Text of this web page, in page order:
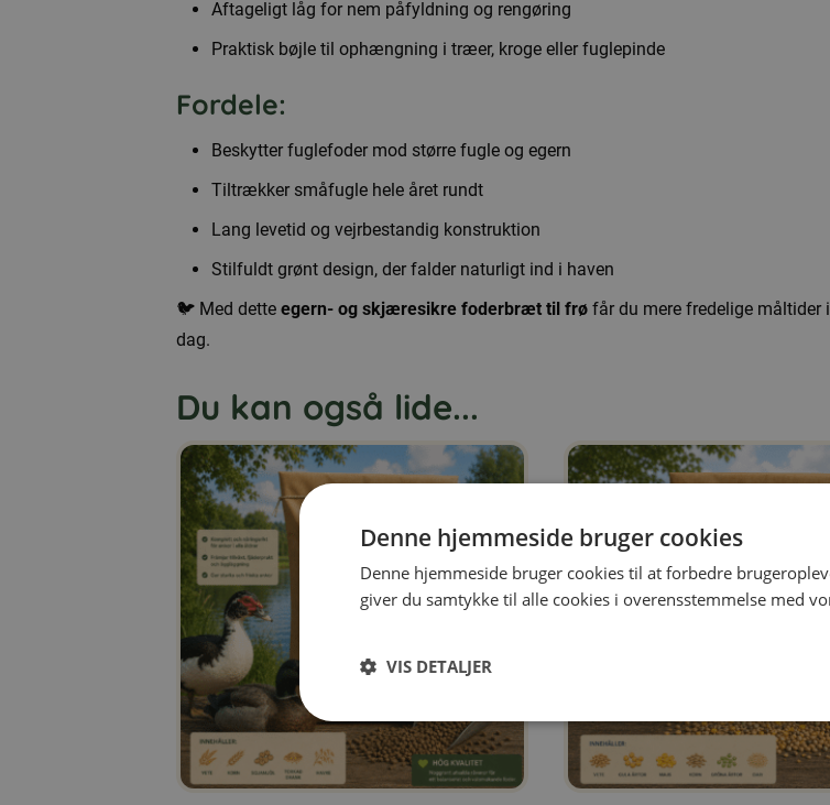
Aftageligt låg for nem påfyldning og rengøring
Praktisk bøjle til ophængning i træer, kroge eller fuglepinde
Fordele:
Beskytter fuglefoder mod større fugle og egern
Tiltrækker småfugle hele året rundt
Lang levetid og vejrbestandig konstruktion
Stilfuldt grønt design, der falder naturligt ind i haven
🐦 Med dette egern- og skjæresikre foderbræt til frø får du mere fredelige
dag.
Du kan også lide...
Denne hjemmeside bruger cookies
Denne hjemmeside bruger cookies til at forbedre
giver du samtykke til alle cookies i overensstemmelse med
VIS DETALJER